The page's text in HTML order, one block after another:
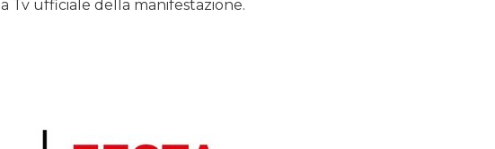
OPINIONI
Tv ufficiale della manifestazione.